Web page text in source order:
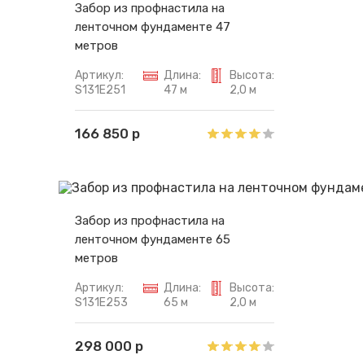
Забор из профнастила на
ленточном фундаменте 47
метров
Артикул:
S131E251
Длина:
47 м
Высота:
2,0 м
166 850 р
Забор из профнастила на
ленточном фундаменте 65
метров
Артикул:
S131E253
Длина:
65 м
Высота:
2,0 м
298 000 р